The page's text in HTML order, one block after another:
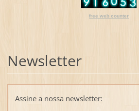
free web counter
Newsletter
Assine a nossa newsletter: